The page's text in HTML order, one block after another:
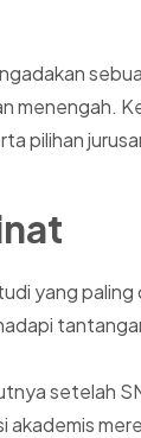
menengah.
pilihan
yang
setelah
akademis